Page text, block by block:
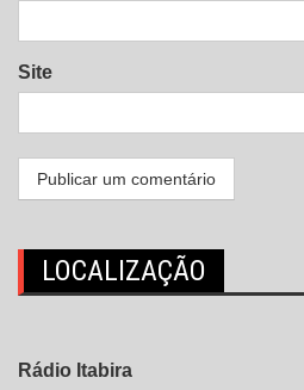
Site
LOCALIZAÇÃO
Rádio Itabira